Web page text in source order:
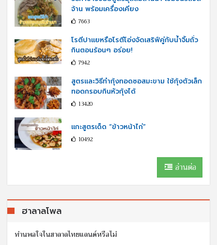
จ้าน พร้อมเครื่องเคียง
7663
โรตีปาแยหรือโรตีโอ่งจัดเสริฟ์คู่กับนํ้าจิ้มถั่ว
กินตอนร้อนๆ อร่อย!
7942
สูตรและวิธีทำกุ้งทอดซอสมะขาม ใช้กุ้งตัวเล็ก
ทอดกรอบกินหัวกุ้งได้
13420
แกะสูตรเด็ด “ข้าวหน้าไก่”
10492
อ่านต่อ
ฮาลาลโพล
ท่านพอใจในฮาลาลไทยแลนด์หรือไม่